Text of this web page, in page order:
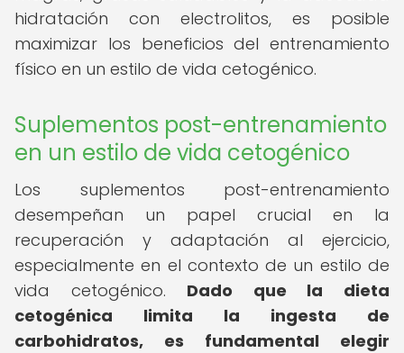
hidratación con electrolitos, es posible
maximizar los beneficios del entrenamiento
físico en un estilo de vida cetogénico.
Suplementos post-entrenamiento
en un estilo de vida cetogénico
Los suplementos post-entrenamiento
desempeñan un papel crucial en la
recuperación y adaptación al ejercicio,
especialmente en el contexto de un estilo de
vida cetogénico. Dado que la dieta
cetogénica limita la ingesta de
carbohidratos, es fundamental elegir